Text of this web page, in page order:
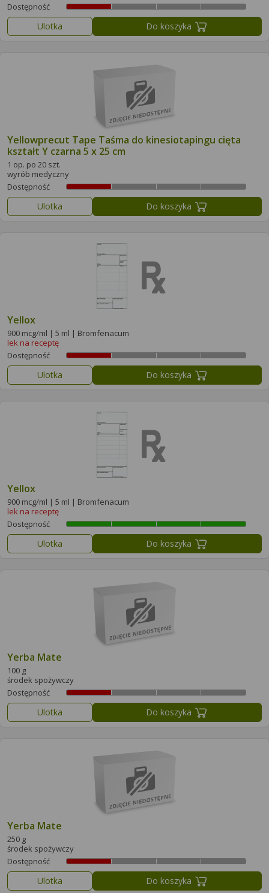
Dostępność
Ulotka Do koszyka
Yellowprecut Tape Taśma do kinesiotapingu cięta
kształt Y czarna 5 x 25 cm
1 op. po 20 szt.
wyrób medyczny
Dostępność
Ulotka Do koszyka
Yellox
900 mcg/ml | 5 ml | Bromfenacum
lek na receptę
Dostępność
Ulotka Do koszyka
Yellox
900 mcg/ml | 5 ml | Bromfenacum
lek na receptę
Dostępność
Ulotka Do koszyka
Yerba Mate
100 g
środek spożywczy
Dostępność
Ulotka Do koszyka
Yerba Mate
250 g
środek spożywczy
Dostępność
Ulotka Do koszyka